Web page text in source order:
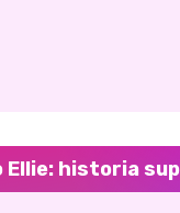
Ellie: historia